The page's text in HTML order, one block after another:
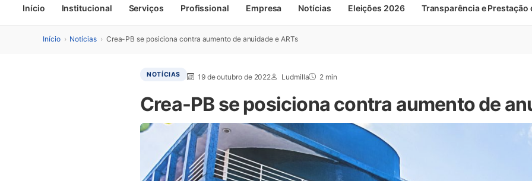
Início Institucional Serviços Profissional Empresa Notícias Eleições 2026 Transparência e Prestação
Início › Notícias › Crea-PB se posiciona contra aumento de anuidade e ARTs
NOTÍCIAS 19 de outubro de 2022 Ludmilla 2 min
Crea-PB se posiciona contra aumento de